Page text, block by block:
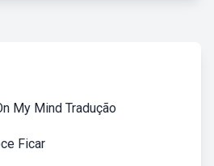
My Mind Tradução
Ficar